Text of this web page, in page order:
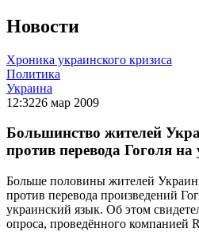
Новости
Хроника украинского кризиса
Политика
Украина
12:3226 мар 2009
Большинство жителей
против перевода Гоголя
Больше половины жителей
против перевода произведений
украинский язык. Об этом
опроса, проведённого компанией